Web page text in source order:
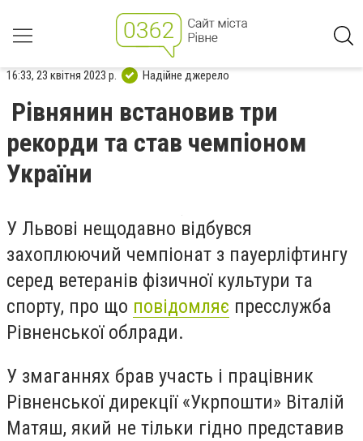
16:33, 23 квітня 2023 р. Надійне джерело
Рівнянин встановив три
рекорди та став чемпіоном
України
У Львові нещодавно відбувся
захоплюючий чемпіонат з пауерліфтингу
серед ветеранів фізичної культури та
спорту, про що повідомляє пресслужба
Рівненської облради.
У змаганнях брав участь і працівник
Рівненської дирекції «Укрпошти» Віталій
Матяш, який не тільки гідно представив